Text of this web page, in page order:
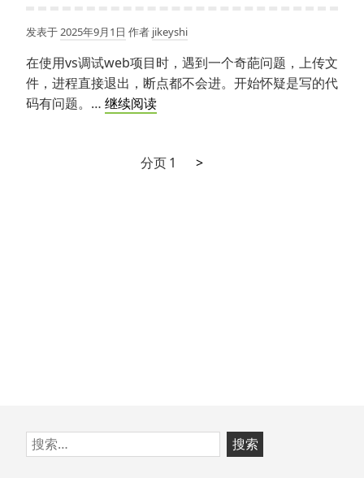
previous
operation
completed.
usually
发表于2025年9月1日 作者 jikeyshi
在使用vs调试web项目时，遇到一个奇葩问题，上传文
件，进程直接退出，断点都不会进。开始怀疑是写的代
码有问题。… 继续阅读vs
上
分页1
下
>
跳
至
搜
索：